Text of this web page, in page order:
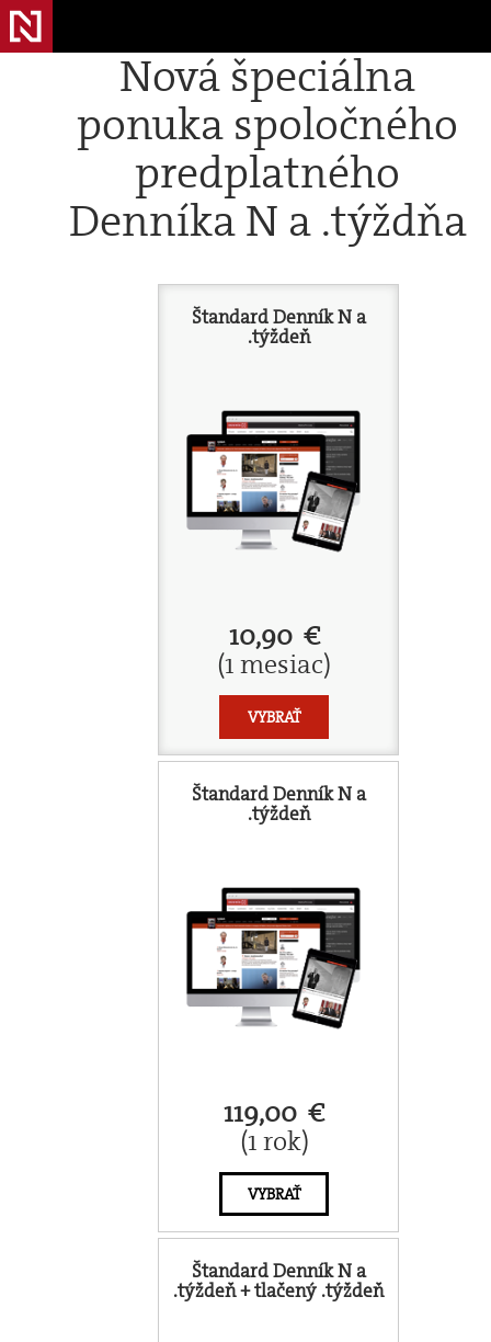
Nová špeciálna
ponuka spoločného
predplatného
Denníka N a .týždňa
Štandard Denník N a
.týždeň
10,90 €
(1 mesiac)
VYBRAŤ
Štandard Denník N a
.týždeň
119,00 €
(1 rok)
VYBRAŤ
Štandard Denník N a
.týždeň + tlačený .týždeň